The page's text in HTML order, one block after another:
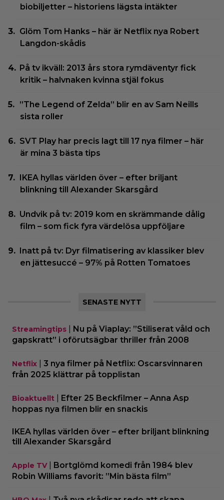
biobiljetter – historiens lägsta intäkter
Glöm Tom Hanks – här är Netflix nya Robert
Langdon-skådis
På tv ikväll: 2013 års stora rymdäventyr fick
kritik – halvnaken kvinna stjäl fokus
”The Legend of Zelda” blir en av Sam Neills
sista roller
SVT Play har precis lagt till 17 nya filmer – här
är mina 3 bästa tips
IKEA hyllas världen över – efter briljant
blinkning till Alexander Skarsgård
Undvik på tv: 2019 kom en skrämmande dålig
film – som fick fyra värdelösa uppföljare
Inatt på tv: Dyr filmatisering av klassiker blev
en jättesuccé – 97% på Rotten Tomatoes
SENASTE NYTT
Streamingtips
Nu på Viaplay: ”Stiliserat våld och
gapskratt” i oförutsägbar thriller från 2008
Netflix
3 nya filmer på Netflix: Oscarsvinnaren
från 2025 klättrar på topplistan
Bioaktuellt
Efter 25 Beckfilmer – Anna Asp
hoppas nya filmen blir en snackis
IKEA hyllas världen över – efter briljant blinkning
till Alexander Skarsgård
Apple TV| Bortglömd komedi från 1984 blev
Robin Williams favorit: ”Min bästa film”